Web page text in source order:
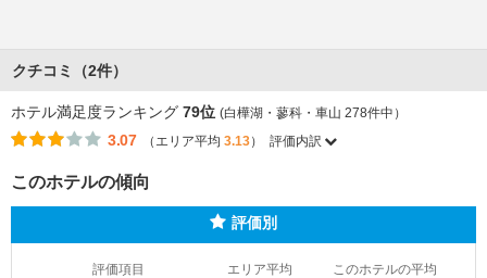
クチコミ（2件）
ホテル満足度ランキング 79位 (白樺湖・蓼科・車山 278件中）
3.07 （エリア平均 3.13） 評価内訳
このホテルの傾向
評価別
評価項目 エリア平均 このホテルの平均